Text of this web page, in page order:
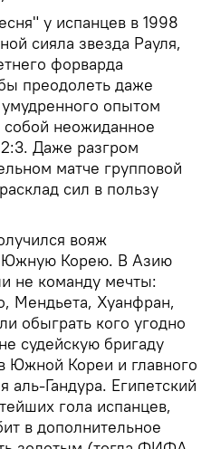
у испанцев в 1998
сияла звезда Рауля,
форварда
преодолеть даже
опытом
неожиданное
2:3. Даже разгром
матче групповой
сил в пользу
вояж
Южную Корею. В Азию
не команду мечты:
Мендьета, Хуанфран,
обыграть кого угодно
судейскую бригаду
Южной Кореи и главного
аль-Гандура. Египетский
гола испанцев,
в дополнительное